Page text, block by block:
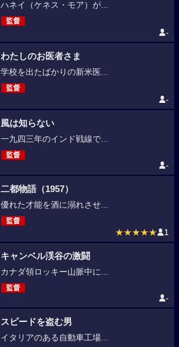
ハネイ（ケネス・モア）が...
監督
-
わたしのお医者さま
学校を出たばかりの新米医...
監督
-
風は知らない
一九四三年のインド戦線で...
監督
-
二都物語（1957）
優れた才能を酒に溺れさせ...
監督
★★★★★ 1
キャンベル渓谷の激闘
カナダ領ロッキー山脈中に...
監督
-
スピードを盗む男
イタリアのある自動車工場...